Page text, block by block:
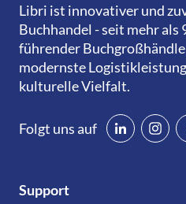
Libri ist innovativer und
Buchhandel - seit mehr als
führender
modernste
kulturelle Vielfalt.
Folgt uns auf
Support